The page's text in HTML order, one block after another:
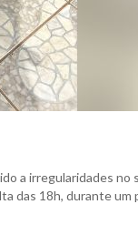
a irregularidades no
das 18h, durante um